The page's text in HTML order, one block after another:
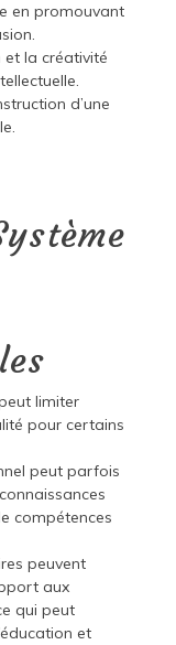
en promouvant
et la créativité
d’une
limiter
pour certains
peut parfois
compétences
peuvent
aux
qui peut
et